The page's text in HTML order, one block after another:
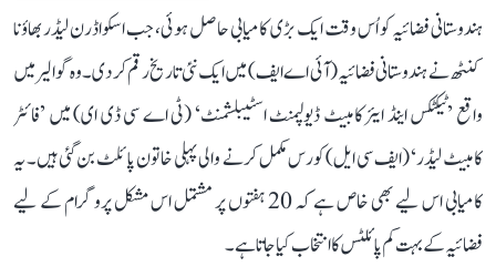
ہندوستانی فضائیہ کو اُس وقت ایک بڑی کامیابی حاصل ہوئی، جب اسکواڈرن لیڈر بھاؤنا
کنٹھ نے ہندوستانی فضائیہ (آئی اے ایف) میں ایک نئی تاریخ رقم کر دی۔ وہ گوالیر میں
واقع ’ٹیکٹکس اینڈ ایئر کامبیٹ ڈیولپمنٹ اسٹیبلشمنٹ‘ (ٹی اے سی ڈی ای) میں ’فائٹر
کامبیٹ لیڈر‘ (ایف سی ایل) کورس مکمل کرنے والی پہلی خاتون پائلٹ بن گئی ہیں۔ یہ
کامیابی اس لیے بھی خاص ہے کہ 20 ہفتوں پر مشتمل اس مشکل پروگرام کے لیے
فضائیہ کے بہت کم پائلٹس کا انتخاب کیا جاتا ہے۔